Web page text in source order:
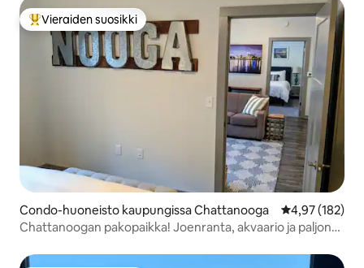
Vieraiden suosikkien parhaimmistoa
Vieraiden suosikki
Condo-huoneisto kaupungissa Chattanooga
4,97 (182)
Chattanoogan pakopaikka! Joenranta, akvaario ja paljon